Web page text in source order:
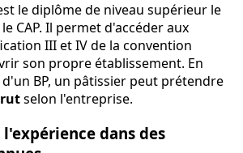
le diplôme de niveau supérieur le
CAP. Il permet d'accéder aux
III et IV de la convention
son propre établissement. En
BP, un pâtissier peut prétendre
selon l'entreprise.
dans des